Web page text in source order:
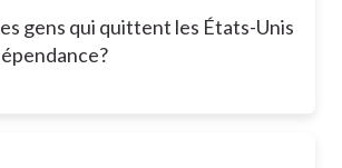
gens qui quittent les États-Unis